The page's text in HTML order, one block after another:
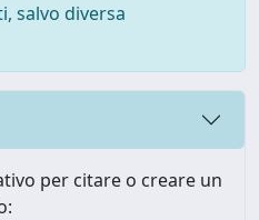
salvo diversa
per citare o creare un